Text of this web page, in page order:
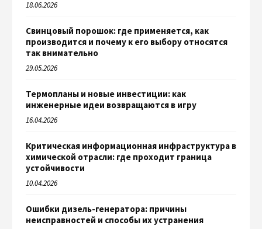
18.06.2026
Свинцовый порошок: где применяется, как
производится и почему к его выбору относятся
так внимательно
29.05.2026
Термопланы и новые инвестиции: как
инженерные идеи возвращаются в игру
16.04.2026
Критическая информационная инфраструктура в
химической отрасли: где проходит граница
устойчивости
10.04.2026
Ошибки дизель-генератора: причины
неисправностей и способы их устранения